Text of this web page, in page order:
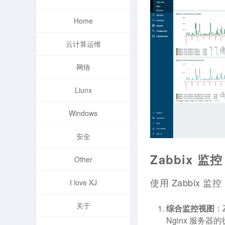
Home
云计算运维
网络
Liunx
Windows
安全
Other
I love XJ
关于
Zabbix 监
使用 Zabbix 监
综合监控视图
Nginx 服务器的